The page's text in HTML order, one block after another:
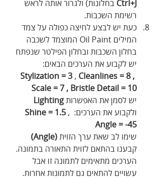
Ctrl+J בחלונות) ולגרור אותה לראש
רשימת השכבות.
כעת יש לבצע לחיצה כפולה על צמד
המילים Oil Paint המוצמד לשכבה
בחלון השכבות ובחלון הפילטר שנפתח
יש לקבוע את הערכים הבאים:
Stylization = 3 , Cleanlines = 8 ,
Scale = 7 , Bristle Detail = 10
יש לסמן את האפשרות Lighting
ולקבוע את הערכים:
Shine = 1.5 ,
Angle = -45
שימו לב שאת ערך הזוית (Angle)
קבענו בהתאם לזוית התאורה בתמונה.
הערכים מתאימים לתמונה זו אבל
עשויים להתאים גם לתמונות אחרות.